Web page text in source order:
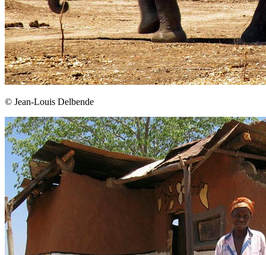
© Jean-Louis Delbende